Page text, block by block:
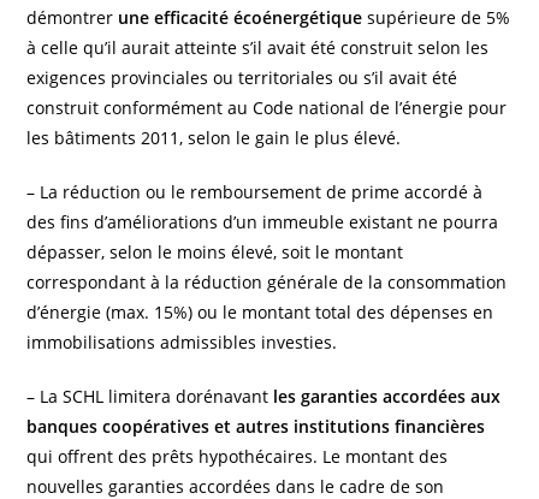
démontrer une efficacité écoénergétique supérieure de 5%
à celle qu’il aurait atteinte s’il avait été construit selon les
exigences provinciales ou territoriales ou s’il avait été
construit conformément au Code national de l’énergie pour
les bâtiments 2011, selon le gain le plus élevé.
– La réduction ou le remboursement de prime accordé à
des fins d’améliorations d’un immeuble existant ne pourra
dépasser, selon le moins élevé, soit le montant
correspondant à la réduction générale de la consommation
d’énergie (max. 15%) ou le montant total des dépenses en
immobilisations admissibles investies.
– La SCHL limitera dorénavant les garanties accordées aux
banques coopératives et autres institutions financières
qui offrent des prêts hypothécaires. Le montant des
nouvelles garanties accordées dans le cadre de son